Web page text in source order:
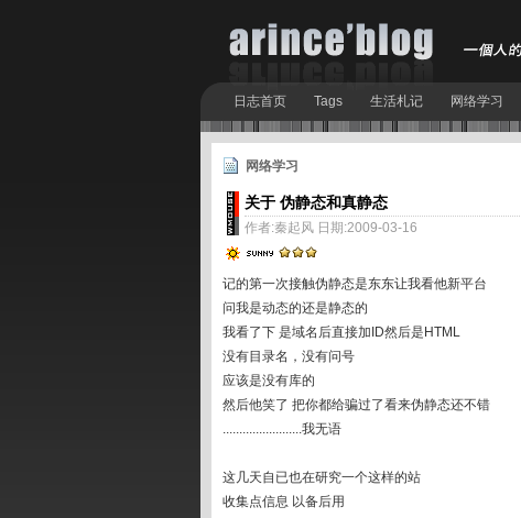
日志首页 Tags 生活札记 网络学习
网络学习
关于 伪静态和真静态
作者:秦起风 日期:2009-03-16
记的第一次接触伪静态是东东让我看他新平台
问我是动态的还是静态的
我看了下 是域名后直接加ID然后是HTML
没有目录名，没有问号
应该是没有库的
然后他笑了 把你都给骗过了看来伪静态还不错
........................我无语
这几天自已也在研究一个这样的站
收集点信息 以备后用